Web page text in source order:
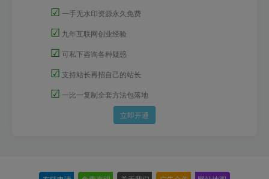
☑ 一手无水印资源永久免费
☑ 九年互联网创业经验
☑ 可私下咨询各种疑惑
☑ 支持站长再招自己的站长
☑ 一比一复制全套方法包落地
立即开通